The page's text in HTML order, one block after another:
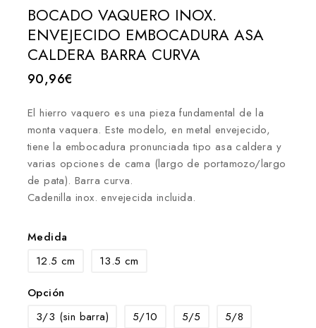
BOCADO VAQUERO INOX.
ENVEJECIDO EMBOCADURA ASA
CALDERA BARRA CURVA
90,96€
El hierro vaquero es una pieza fundamental de la
monta vaquera. Este modelo, en metal envejecido,
tiene la embocadura pronunciada tipo asa caldera y
varias opciones de cama (largo de portamozo/largo
de pata). Barra curva.
Cadenilla inox. envejecida incluida.
Medida
12.5 cm
13.5 cm
Opción
3/3 (sin barra)
5/10 5/5 5/8